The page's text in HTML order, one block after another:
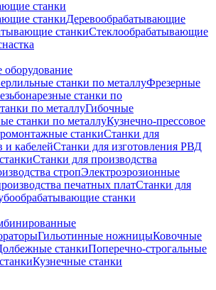
станки
станкиДеревообрабатывающие
станкиСтеклообрабатывающие
оборудование
станки по металлуФрезерные
станки по
по металлуГибочные
станки по металлуКузнечно-прессовое
станкиСтанки для
и кабелейСтанки для изготовления РВД
Станки для производства
стропЭлектроэрозионные
печатных платСтанки для
станки
Гильотинные ножницыКовочные
станкиПоперечно-строгальные
Кузнечные станки